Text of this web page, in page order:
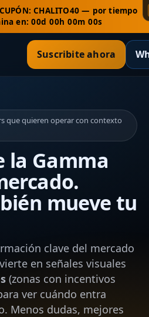
CHALITO40 — por tiempo
en:00d 00h 00m 00s
Suscribite ahora
que quieren operar con contexto
la Gamma
mueve tu
clave del mercado
en señales visuales
(zonas con incentivos
ver cuándo entra
Menos dudas, mejores